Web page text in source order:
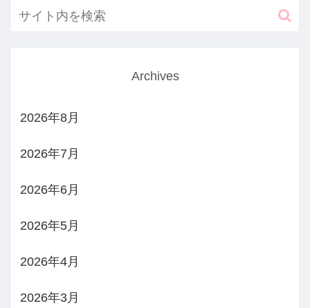
Archives
2026年8月
2026年7月
2026年6月
2026年5月
2026年4月
2026年3月